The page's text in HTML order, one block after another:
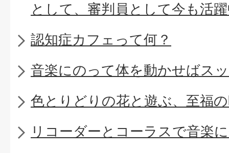
として、審判員として今も活
認知症カフェって何？
音楽にのって体を動かせばス
色とりどりの花と遊ぶ、至福
リコーダーとコーラスで音楽